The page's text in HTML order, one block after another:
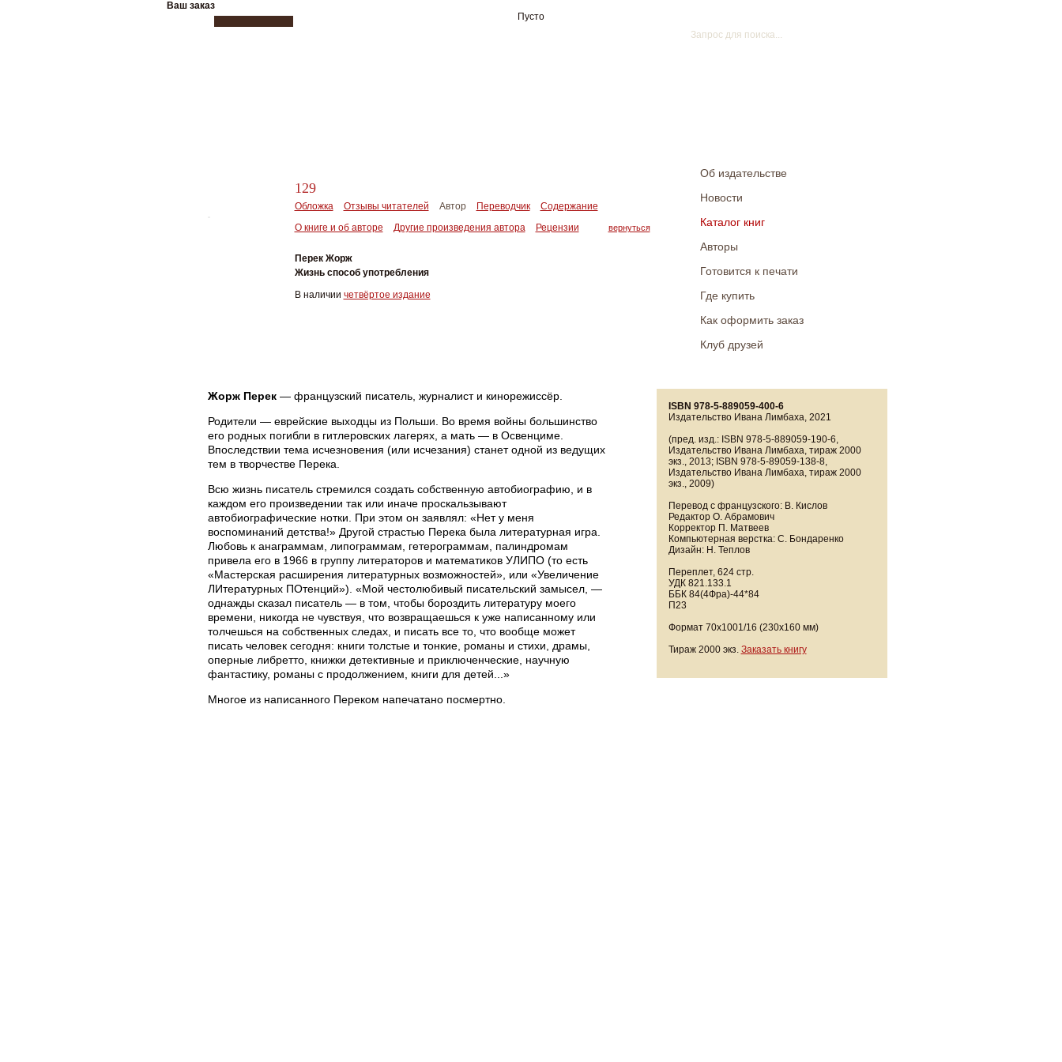
Ваш заказ
Пусто
Об издательстве
Новости
Каталог книг
Авторы
Готовится к печати
Где купить
Как оформить заказ
Клуб друзей
129
Обложка Отзывы читателей Автор Переводчик
Содержание
О книге и об авторе
Другие произведения автора Рецензии вернуться
Перек Жорж
Жизнь способ употребления
В наличии четвёртое издание
Жорж Перек— французский писатель, журналист и кинорежиссёр.
Родители — еврейские выходцы из Польши. Во время войны большинство
его родных погибли в гитлеровских лагерях, а мать — в Освенциме.
Впоследствии тема исчезновения (или исчезания) станет одной из ведущих
тем в творчестве Перека.
Всю жизнь писатель стремился создать собственную автобиографию, и в
каждом его произведении так или иначе проскальзывают
автобиографические нотки. При этом он заявлял: «Нет у меня
воспоминаний детства!» Другой страстью Перека была литературная игра.
Любовь к анаграммам, липограммам, гетерограммам, палиндромам
привела его в 1966 в группу литераторов и математиков УЛИПО (то есть
«Мастерская расширения литературных возможностей», или «Увеличение
ЛИтературных ПОтенций»). «Мой честолюбивый писательский замысел, —
однажды сказал писатель — в том, чтобы бороздить литературу моего
времени, никогда не чувствуя, что возвращаешься к уже написанному или
толчешься на собственных следах, и писать все то, что вообще может
писать человек сегодня: книги толстые и тонкие, романы и стихи, драмы,
оперные либретто, книжки детективные и приключенческие, научную
фантастику, романы с продолжением, книги для детей...»
Многое из написанного Переком напечатано посмертно.
ISBN 978-5-889059-400-6
Издательство Ивана Лимбаха, 2021
(пред. изд.: ISBN 978-5-889059-190-6,
Издательство Ивана Лимбаха, тираж 2000
экз., 2013; ISBN 978-5-89059-138-8,
Издательство Ивана Лимбаха, тираж 2000
экз., 2009)
Перевод с французского: В. Кислов
Редактор О. Абрамович
Корректор П. Матвеев
Компьютерная верстка: С. Бондаренко
Дизайн: Н. Теплов
Переплет, 624 стр.
УДК 821.133.1
ББК 84(4Фра)-44*84
П23
Формат 70x1001/16 (230х160 мм)
Тираж 2000 экз. Заказать книгу